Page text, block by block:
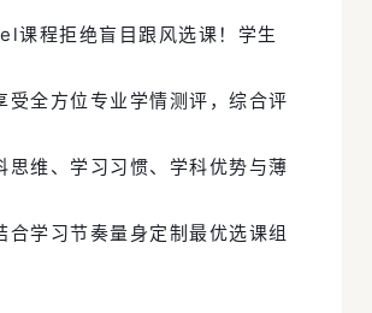
课程拒绝盲目跟风选课！学生
受全方位专业学情测评，综合评
思维、学习习惯、学科优势与薄
合学习节奏量身定制最优选课组